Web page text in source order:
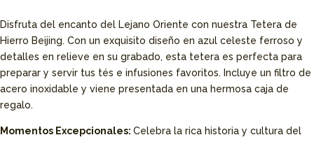
Disfruta del encanto del Lejano Oriente con nuestra Tetera de
Hierro Beijing. Con un exquisito diseño en azul celeste ferroso y
detalles en relieve en su grabado, esta tetera es perfecta para
preparar y servir tus tés e infusiones favoritos. Incluye un filtro de
acero inoxidable y viene presentada en una hermosa caja de
regalo.
Momentos Excepcionales: Celebra la rica historia y cultura del